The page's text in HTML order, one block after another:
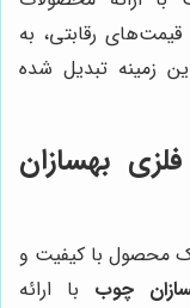
رقابتی، به
زمینه تبدیل شده
بهسازان
محصول با کیفیت و
چوب با ارائه